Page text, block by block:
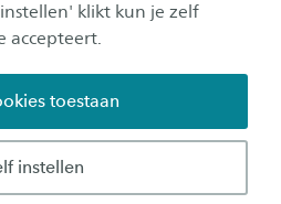
klikt kun je zelf
accepteert.
instellen
toestaan